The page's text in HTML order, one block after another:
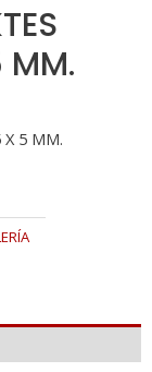
MM.
X 5 MM.